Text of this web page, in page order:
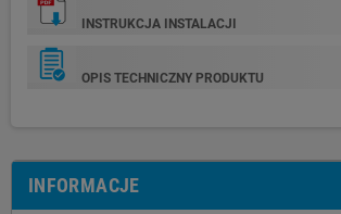
INSTRUKCJA INSTALACJI
OPIS TECHNICZNY PRODUKTU
INFORMACJE